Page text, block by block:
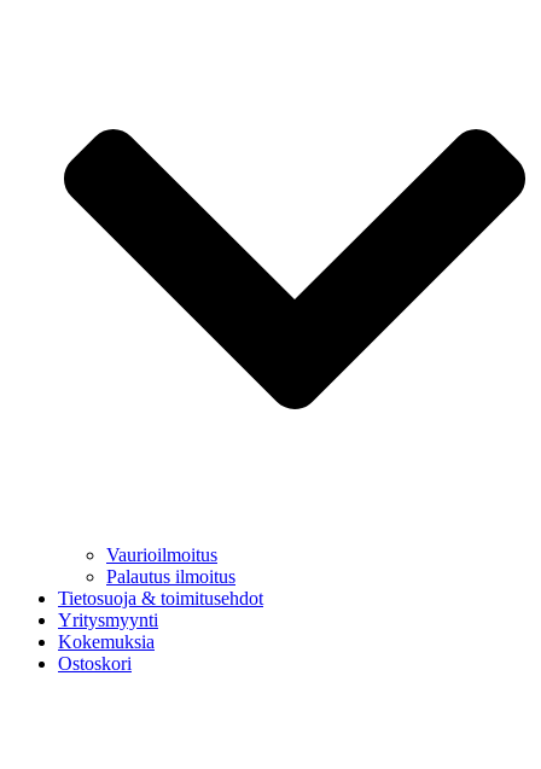
Vaurioilmoitus
Palautus ilmoitus
Tietosuoja & toimitusehdot
Yritysmyynti
Kokemuksia
Ostoskori